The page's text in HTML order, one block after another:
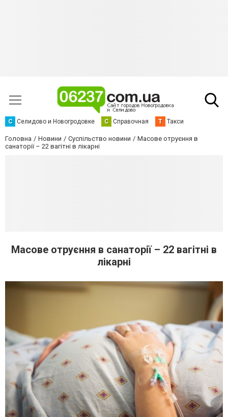
С Селидово и Новогродовке С Справочная Т Такси
Головна Новини Суспільство новини
Масове отруєння в
санаторії – 22 вагітні в лікарні
Масове отруєння в санаторії – 22 вагітні в
лікарні